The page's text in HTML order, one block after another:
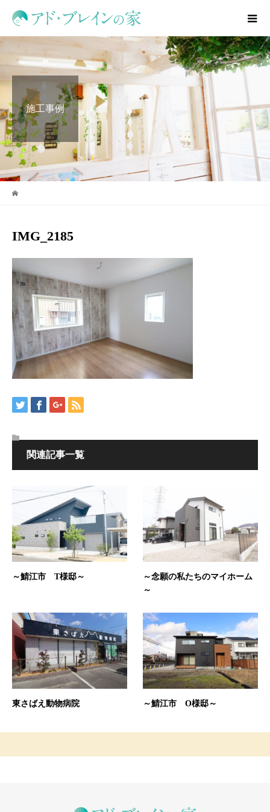
施工事例
IMG_2185
関連記事一覧
～鯖江市 T様邸～
～念願の私たちのマイホーム
～
東さばえ動物病院 ～鯖江市 O様邸～